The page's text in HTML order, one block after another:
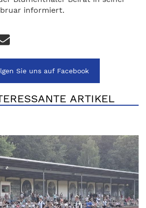
informiert.
Sie uns auf Facebook
ARTIKEL